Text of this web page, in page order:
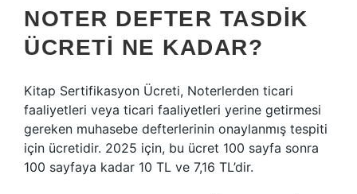
NOTER DEFTER TASDIK
ÜCRETI NE KADAR?
Kitap Sertifikasyon Ücreti, Noterlerden ticari
faaliyetleri veya ticari faaliyetleri yerine getirmesi
gereken muhasebe defterlerinin onaylanmış tespiti
için ücretidir. 2025 için, bu ücret 100 sayfa sonra
100 sayfaya kadar 10 TL ve 7,16 TL’dir.